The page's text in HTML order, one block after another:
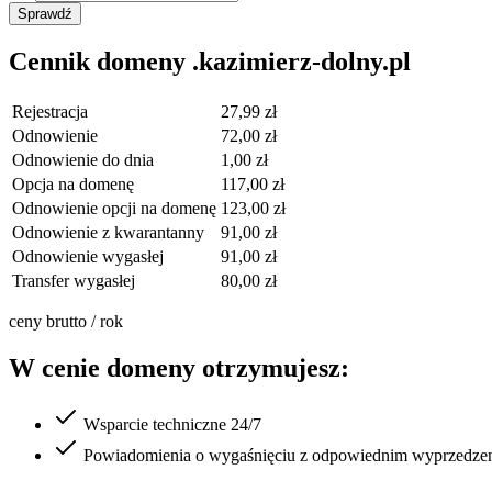
Sprawdź
Cennik domeny .kazimierz-dolny.pl
Rejestracja
27,99 zł
Odnowienie
72,00 zł
Odnowienie do dnia
1,00 zł
Opcja na domenę
117,00 zł
Odnowienie opcji na domenę 123,00 zł
Odnowienie z kwarantanny
91,00 zł
Odnowienie wygasłej
91,00 zł
Transfer wygasłej
80,00 zł
ceny brutto / rok
W cenie domeny otrzymujesz:
Wsparcie techniczne 24/7
Powiadomienia o wygaśnięciu z odpowiednim